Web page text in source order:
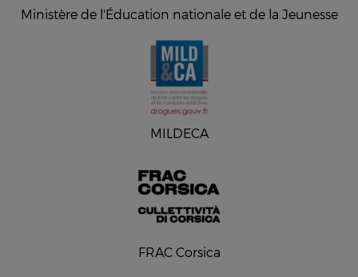
Ministère de l'Éducation nationale et de la Jeunesse
MILDECA
FRAC Corsica